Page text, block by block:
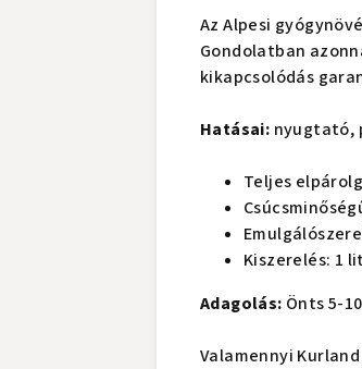
Az Alpesi
Gondolatban
kikapcsolódás
Hatásai: nyugtató,
Teljes
Kiszerelés: 1
Adagolás: Önts 5-
Valamennyi